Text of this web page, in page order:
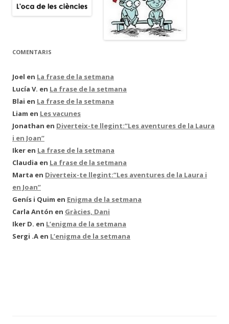
COMENTARIS
Joel en La frase de la setmana
Lucía V. en La frase de la setmana
Blai en La frase de la setmana
Liam en Les vacunes
Jonathan en Diverteix-te llegint:”Les aventures de la Laura
i en Joan”
Iker en La frase de la setmana
Claudia en La frase de la setmana
Marta en Diverteix-te llegint:”Les aventures de la Laura i
en Joan”
Genís i Quim en Enigma de la setmana
Carla Antón en Gràcies, Dani
Iker D. en L’enigma de la setmana
Sergi .A en L’enigma de la setmana